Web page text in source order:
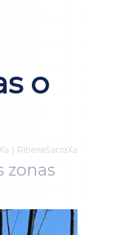
o
| RibeiraSacraXa
zonas